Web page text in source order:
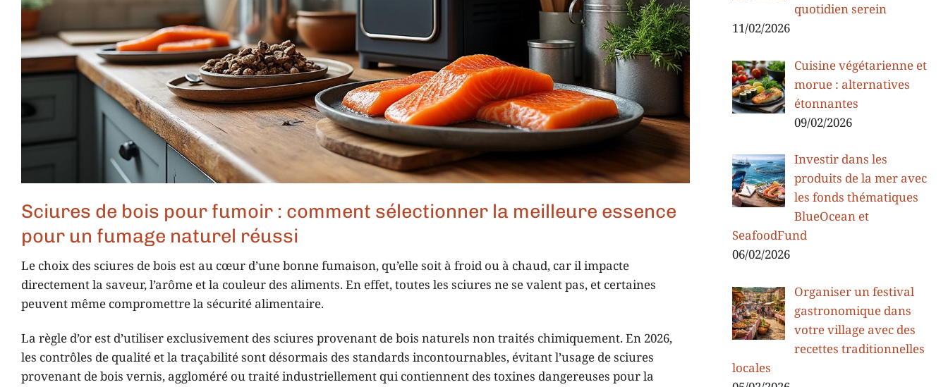
Sciures de bois pour fumoir : comment sélectionner la meilleure essence
pour un fumage naturel réussi
Le choix des sciures de bois est au cœur d’une bonne fumaison, qu’elle soit à froid ou à chaud, car il impacte
directement la saveur, l’arôme et la couleur des aliments. En effet, toutes les sciures ne se valent pas, et certaines
peuvent même compromettre la sécurité alimentaire.
La règle d’or est d’utiliser exclusivement des sciures provenant de bois naturels non traités chimiquement. En 2026,
les contrôles de qualité et la traçabilité sont désormais des standards incontournables, évitant l’usage de sciures
provenant de bois vernis, aggloméré ou traité industriellement qui contiennent des toxines dangereuses pour la
quotidien serein
11/02/2026
Cuisine végétarienne et
morue : alternatives
étonnantes
09/02/2026
Investir dans les
produits de la mer avec
les fonds thématiques
BlueOcean et
SeafoodFund
06/02/2026
Organiser un festival
gastronomique dans
votre village avec des
recettes traditionnelles
locales